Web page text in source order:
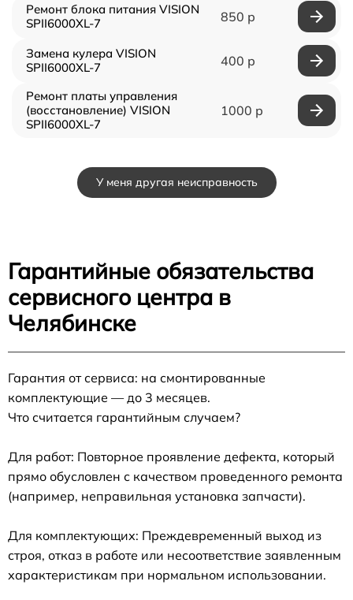
Ремонт блока питания VISION
SPII6000XL-7
850 р
Замена кулера VISION
SPII6000XL-7
400 р
Ремонт платы управления
(восстановление) VISION
SPII6000XL-7
1000 р
У меня другая неисправность
Гарантийные обязательства
сервисного центра в
Челябинске
Гарантия от сервиса: на смонтированные
комплектующие — до 3 месяцев.
Что считается гарантийным случаем?
Для работ: Повторное проявление дефекта, который
прямо обусловлен с качеством проведенного ремонта
(например, неправильная установка запчасти).
Для комплектующих: Преждевременный выход из
строя, отказ в работе или несоответствие заявленным
характеристикам при нормальном использовании.